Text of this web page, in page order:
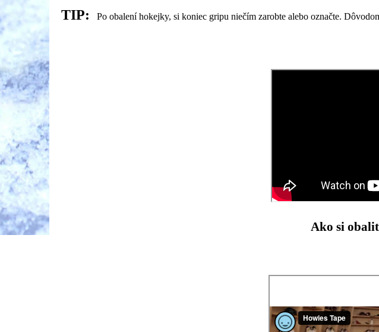
TIP: Po obalení hokejky, si koniec gripu niečím zarobte alebo označte.
Ako si